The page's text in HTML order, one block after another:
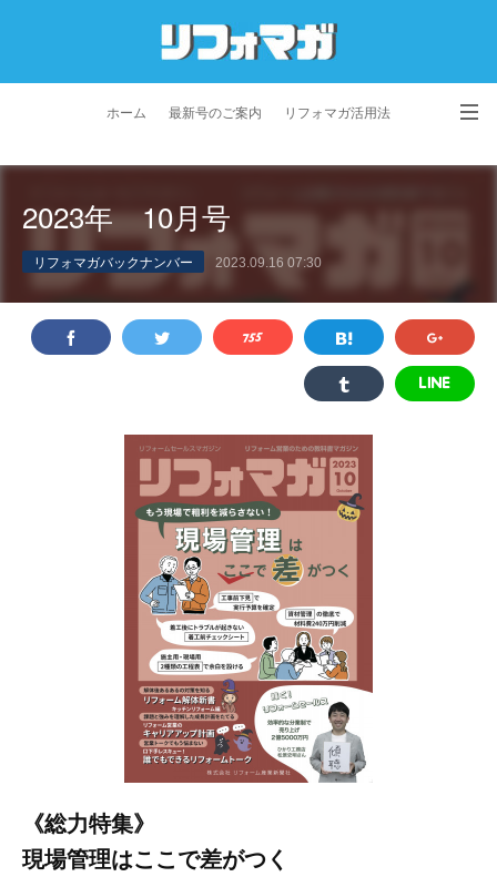
ホーム 最新号のご案内 リフォマガ活用法
お問い合わせ よくあるご質問 特定商取引法に基づく表記
プライバシーポリシー
2023年 10月号
リフォマガバックナンバー 2023.09.16 07:30
《総力特集》
現場管理はここで差がつく